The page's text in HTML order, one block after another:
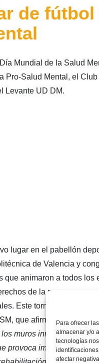
Para ofrecer
almacenar y/o
tecnologías
afectar
de fútbol
Mundial de la Salud
Pro-Salud Mental, el
Levante UD DM.
lugar en el pabellón
de Valencia y
que animaron a todos los
de la personas con
Este torneo ha sido
que afirmaron que “el
muros invisibles del
provoca importantes